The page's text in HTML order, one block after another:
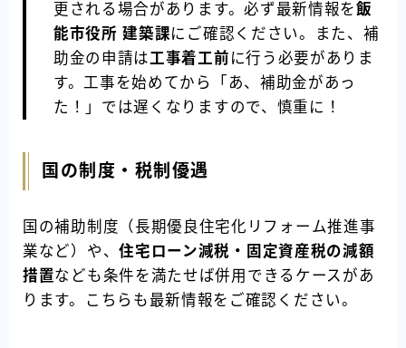
更される場合があります。必ず最新情報を飯
能市役所 建築課にご確認ください。また、補
助金の申請は 工事着工前 に行う必要がありま
す。工事を始めてから「あ、補助金があっ
た！」では遅くなりますので、慎重に！
国の制度・税制優遇
国の補助制度（長期優良住宅化リフォーム推進事
業など）や、住宅ローン減税・固定資産税の減額
措置なども条件を満たせば併用できるケースがあ
ります。こちらも最新情報をご確認ください。